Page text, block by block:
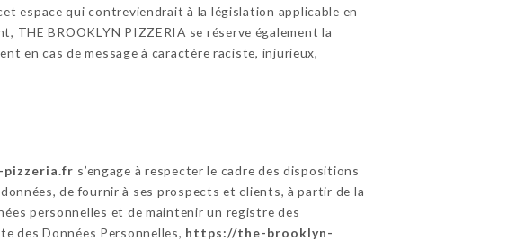
espace qui contreviendrait à la législation applicable en
THE BROOKLYN PIZZERIA se réserve également la
en cas de message à caractère raciste, injurieux,
s’engage à respecter le cadre des dispositions
de fournir à ses prospects et clients, à partir de la
personnelles et de maintenir un registre des
des Données Personnelles, https://the-brooklyn-